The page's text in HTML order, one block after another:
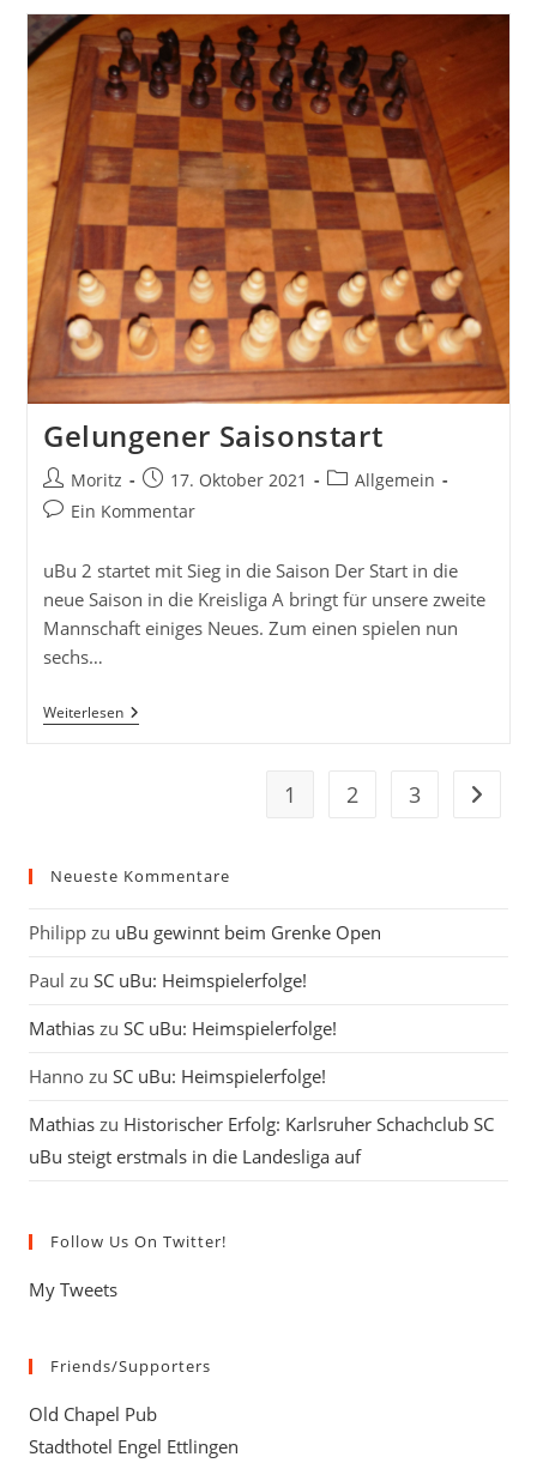
Zeit
Gelungener Saisonstart
Beitrags-
Autor:
Moritz
Beitrag
veröffentlicht:
17. Oktober 2021
Beitrags-
Allgemein
Beitrags-
Ein Kommentar
uBu 2 startet mit Sieg in die Saison Der Start in die
neue Saison in die Kreisliga A bringt für unsere zweite
Mannschaft einiges Neues. Zum einen spielen nun
sechs…
WeiterlesenGelungener
Saisonstart
1 2 3 Zur
Neueste Kommentare
Philipp zu uBu gewinnt beim Grenke Open
Paul zuSC uBu: Heimspielerfolge!
Mathias zuSC uBu: Heimspielerfolge!
Hanno zuSC uBu: Heimspielerfolge!
Mathias zu Historischer Erfolg: Karlsruher Schachclub SC
uBu steigt erstmals in die Landesliga auf
Follow Us On Twitter!
My Tweets
Friends/Supporters
Old Chapel Pub
Stadthotel Engel Ettlingen